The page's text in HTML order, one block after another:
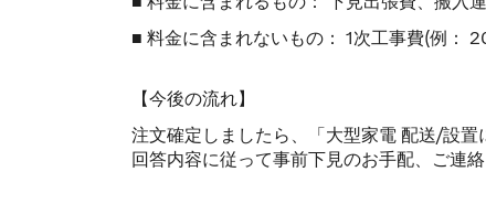
■ 料金に含まれないもの： 1次工事費(例：
【今後の流れ】
注文確定しましたら、「大型家電 配送/設置
回答内容に従って事前下見のお手配、ご連絡